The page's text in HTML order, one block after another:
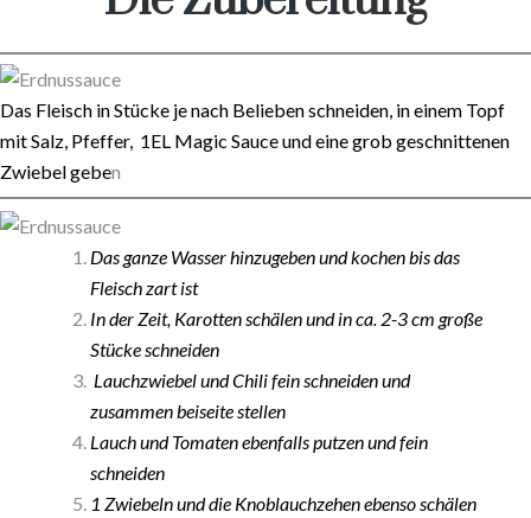
Das Fleisch in Stücke je nach Belieben schneiden, in einem Topf
mit Salz, Pfeffer, 1EL Magic Sauce und eine grob geschnittenen
Zwiebel geben
Das ganze Wasser hinzugeben und kochen bis das
Fleisch zart ist
In der Zeit, Karotten schälen und in ca. 2-3 cm große
Stücke schneiden
Lauchzwiebel und Chili fein schneiden und
zusammen beiseite stellen
Lauch und Tomaten ebenfalls putzen und fein
schneiden
1 Zwiebeln und die Knoblauchzehen ebenso schälen